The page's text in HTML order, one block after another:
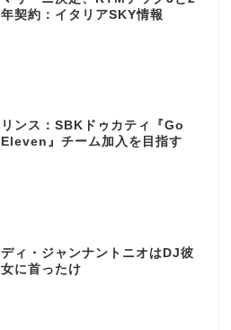
年契約：イタリアSKY情報
リンス：SBKドゥカティ『Go
Eleven』チーム加入を目指す
ディ・ジャンナントニオはDJ彼
女に首ったけ